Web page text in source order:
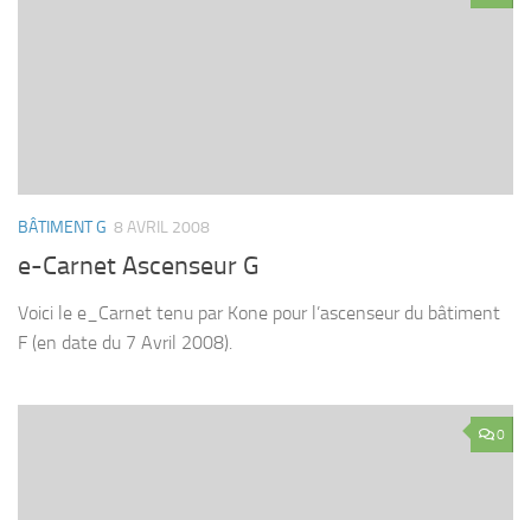
BÂTIMENT G 8 AVRIL 2008
e-Carnet Ascenseur G
Voici le e_Carnet tenu par Kone pour l’ascenseur du bâtiment
F (en date du 7 Avril 2008).
0